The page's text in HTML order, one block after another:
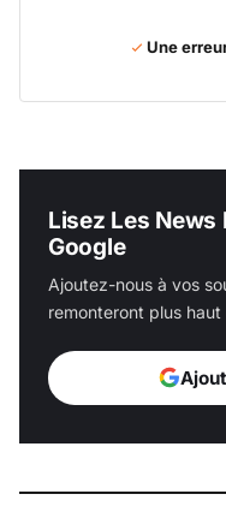
Une
Lisez Les
Google
Ajoutez-nous à vos
remonteront plus